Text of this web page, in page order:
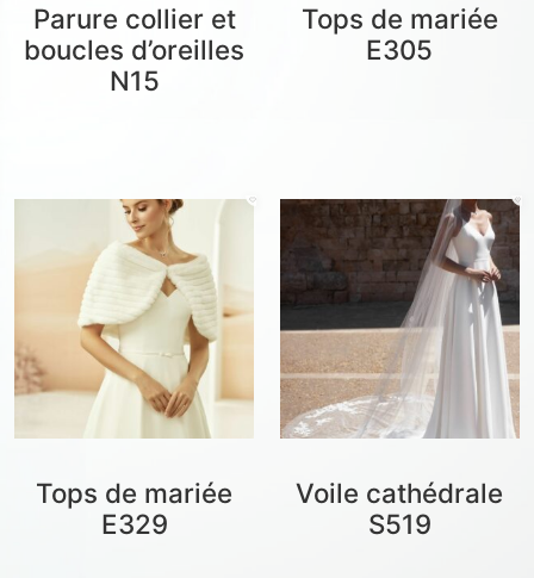
Parure collier et
boucles d’oreilles
N15
Tops de mariée
E305
Tops de mariée
E329
Voile cathédrale
S519